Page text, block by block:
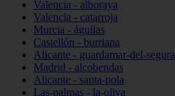
Valencia - alboraya
Valencia - catarroja
Murcia - águilas
Castellón - burriana
Alicante - guardamar-del-segura
Madrid - alcobendas
Alicante - santa-pola
Las-palmas - la-oliva